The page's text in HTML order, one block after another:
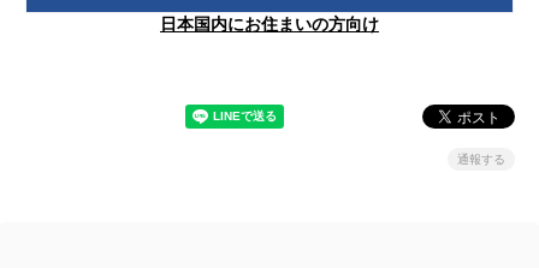
日本国内にお住まいの方向け
通報する